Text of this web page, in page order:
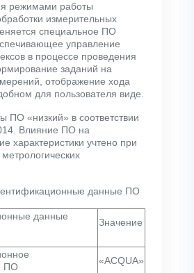
режимами работы
измерительных
специальное ПО
управление
в процессе проведения
заданий на
отображение хода
для пользователя виде.
ПО «низкий» в соответствии
Влияние ПО на
характеристики учтено при
данные ПО
данные
Значение
ПО
«ACQUA»